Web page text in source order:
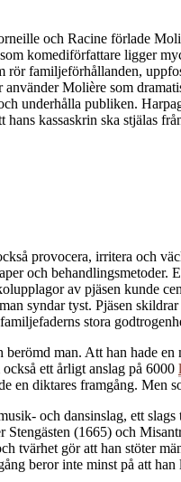
och Racine förlade
komediförfattare ligger
rör familjeförhållanden,
Molière som
underhålla publiken.
kassaskrin ska stjälas
provocera, irritera och
och
av pjäsen kunde
syndar tyst. Pjäsen
stora
man. Att han hade
ett årligt anslag på 6000
en diktares framgång. Men
och dansinslag, ett
(1665) och
tvärhet gör att han stöter
beror inte minst på att